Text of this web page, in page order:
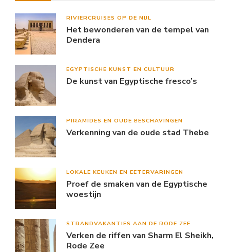
RIVIERCRUISES OP DE NIJL
Het bewonderen van de tempel van
Dendera
EGYPTISCHE KUNST EN CULTUUR
De kunst van Egyptische fresco’s
PIRAMIDES EN OUDE BESCHAVINGEN
Verkenning van de oude stad Thebe
LOKALE KEUKEN EN EETERVARINGEN
Proef de smaken van de Egyptische
woestijn
STRANDVAKANTIES AAN DE RODE ZEE
Verken de riffen van Sharm El Sheikh,
Rode Zee